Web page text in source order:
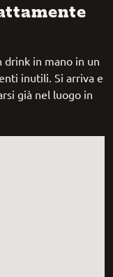
drink in mano in un
inutili. Si arriva e
già nel luogo in